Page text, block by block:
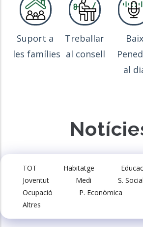
Suport a
les famílies
Treballar
al consell
Baix
al
TOT Habitatge
Joventut
Medi
S.
Ocupació
P. Econòmica
Altres